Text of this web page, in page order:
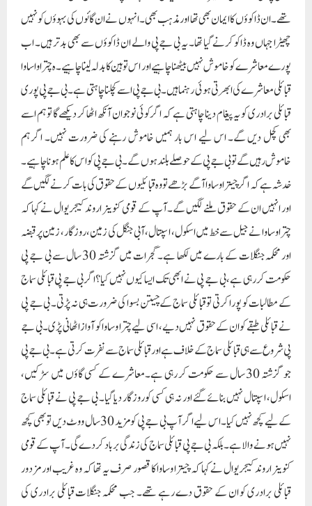
تھے۔ ان ڈاکوؤں کا ایمان بھی تھا اور مذہب بھی۔ انہوں نے ان گائوں کی بہوؤں کو نہیں
چھیڑا جہاں وہ ڈاکو کرنے گیا تھا۔ یہ بی جے پی والے ان ڈاکوؤں سے بھی بدتر ہیں۔ اب
پورے معاشرے کو خاموش نہیں بیٹھنا چاہیے اور اس توہین کا بدلہ لینا چاہیے۔ہ چترا واساوا
قبائلی معاشرے کی ابھرتی ہوئی رہنما ہیں۔ بی جے پی اسے کچلنا چاہتی ہے۔ بی جے پی پوری
قبائلی برادری کو یہ پیغام دینا چاہتی ہے کہ اگر کوئی نوجوان آنکھ اٹھا کر دیکھے گا تو ہم اسے
بھی کچل دیں گے۔ اس لیے اس بار ہمیں خاموش رہنے کی ضرورت نہیں۔ اگر ہم
خاموش رہیں گے تو بی جے پی کے حوصلے بلند ہوں گے۔ بی جے پی کو اس کا علم ہونا چاہیے۔
خدشہ ہے کہ اگر چیترا وساوا آگے بڑھے تو وہ قبائلیوں کے حقوق کی بات کرنے لگیں گے
اور انہیں ان کے حقوق ملنے لگیں گے۔آپ کے قومی کنوینر اروند کیجریوال نے کہا کہ
چترا وساوا نے جیل سے خط میں اسکول، اسپتال، آبی جنگل کی زمین، روزگار، زمین پر قبضہ
اور محکمہ جنگلات کے بارے میں لکھا ہے۔ گجرات میں گزشتہ 30 سال سے بی جے پی
حکومت کر رہی ہے، بی جے پی نے ابھی تک ایسا کیوں نہیں کیا؟اگر بی جے پی قبائلی سماج
کے مطالبات کو پورا کرتی تو قبائلی سماج کے چیتن بسوا کی ضرورت ہی نہ پڑتی۔ بی جے پی
نے قبائلی طبقے کو ان کے حقوق نہیں دیے، اسی لیے چترا وساوا کو آواز اٹھانی پڑی۔ بی جے
پی شروع سے ہی قبائلی سماج کے خلاف ہے اور قبائلی سماج سے نفرت کرتی ہے۔ بی جے پی
جو گزشتہ 30 سال سے حکومت کر رہی ہے۔معاشرے کے کسی گاؤں میں سڑکیں،
اسکول، اسپتال نہیں بنائے گئے اور نہ ہی کسی کو روزگار دیا گیا۔ بی جے پی نے قبائلی سماج
کے لیے کچھ نہیں کیا۔ اس لیے اگر آپ بی جے پی کو مزید 30 سال ووٹ دیں تو بھی کچھ
نہیں ہونے والا ہے۔ بلکہ بی جے پی قبائلی سماج کی زندگی برباد کر دے گی۔آپ کے قومی
کنوینر اروند کیجریوال نے کہا کہ چیترا وساوا کا قصور صرف یہ تھا کہ وہ غریب اور مزدور
قبائلی برادری کو ان کے حقوق دے رہے تھے۔ جب محکمہ جنگلات قبائلی برادری کی